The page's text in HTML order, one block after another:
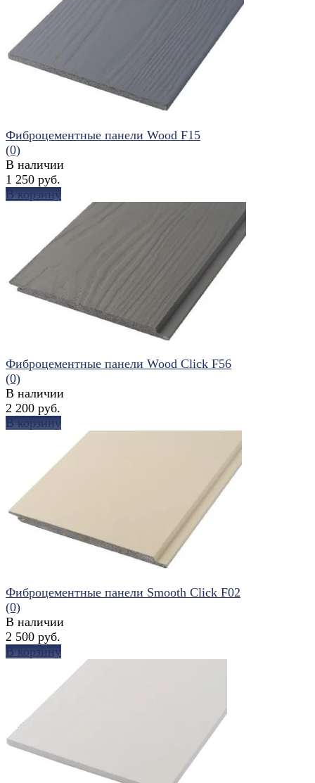
избранное
Фиброцементные панели Wood F15
(0)
В наличии
1 250 руб.
В корзину
избранное
Фиброцементные панели Wood Click F56
(0)
В наличии
2 200 руб.
В корзину
избранное
Фиброцементные панели Smooth Click F02
(0)
В наличии
2 500 руб.
В корзину